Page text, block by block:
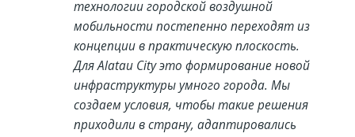
технологии городской воздушной
мобильности постепенно переходят из
концепции в практическую плоскость.
Для Alatau City это формирование новой
инфраструктуры умного города. Мы
создаем условия, чтобы такие решения
приходили в страну, адаптировались